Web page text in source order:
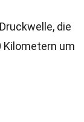
die
Kilometern um